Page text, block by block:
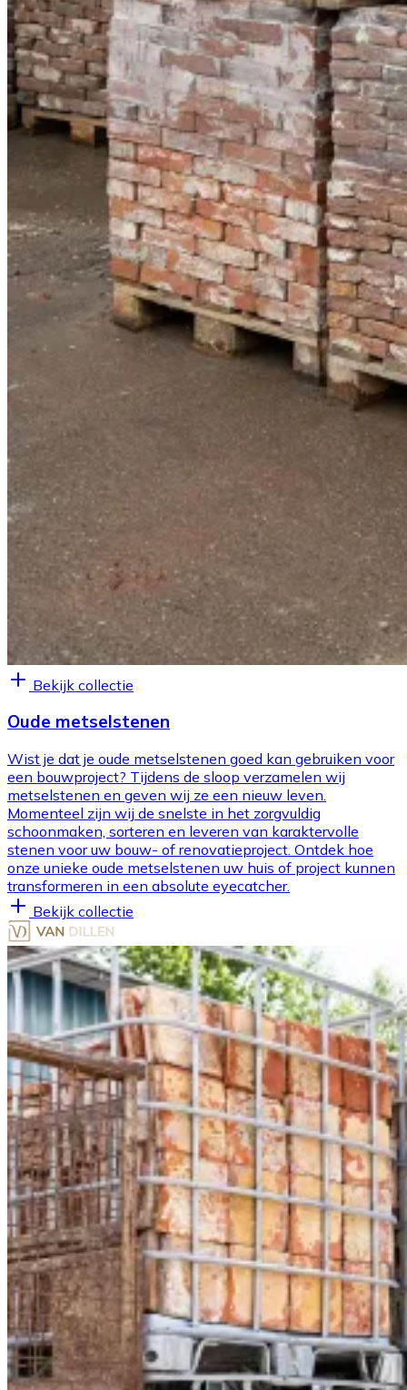
Bekijk collectie
Oude metselstenen
Wist je dat je oude metselstenen goed kan gebruiken voor
een bouwproject? Tijdens de sloop verzamelen wij
metselstenen en geven wij ze een nieuw leven.
Momenteel zijn wij de snelste in het zorgvuldig
schoonmaken, sorteren en leveren van karaktervolle
stenen voor uw bouw- of renovatieproject. Ontdek hoe
onze unieke oude metselstenen uw huis of project kunnen
transformeren in een absolute eyecatcher.
Bekijk collectie